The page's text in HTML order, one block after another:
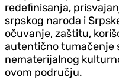
redefinisanja,
srpskog naroda i
očuvanje, zaštitu,
autentično tumačenje
nematerijalnog
ovom području.